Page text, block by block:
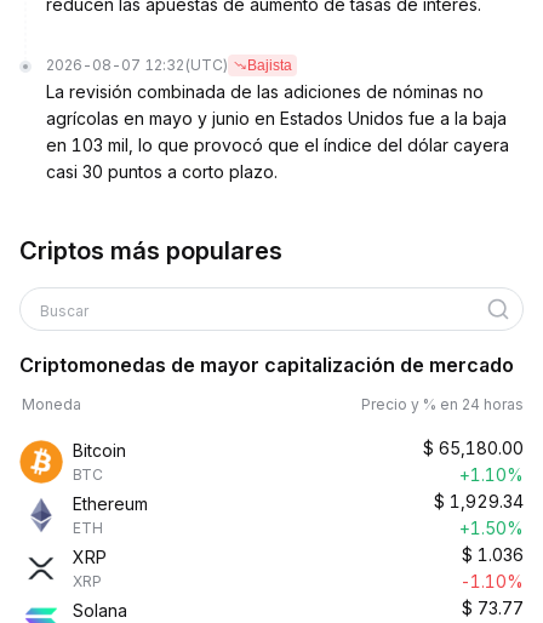
reducen las apuestas de aumento de tasas de interés.
2026-08-07 12:32 (UTC) Bajista
La revisión combinada de las adiciones de nóminas no
agrícolas en mayo y junio en Estados Unidos fue a la baja
en 103 mil, lo que provocó que el índice del dólar cayera
casi 30 puntos a corto plazo.
Criptos más populares
Buscar
Criptomonedas de mayor capitalización de mercado
Moneda Precio y % en 24 horas
Bitcoin
BTC
$ 65,180.00
+1.10%
Ethereum
ETH
$ 1,929.34
+1.50%
XRP
XRP
$ 1.036
-1.10%
Solana
$ 73.77